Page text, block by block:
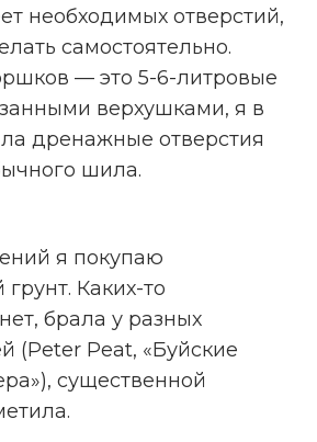
необходимых отверстий,
самостоятельно.
— это 5-6-литровые
верхушками, я в
дренажные отверстия
шила.
я покупаю
Каких-то
брала у разных
(Peter Peat, «Буйские
существенной